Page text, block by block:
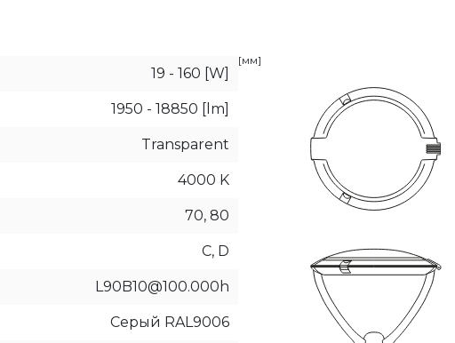
19 - 160 [W]
1950 - 18850 [lm]
Transparent
4000 K
70, 80
C, D
L90B10@100.000h
Серый RAL9006
[мм]